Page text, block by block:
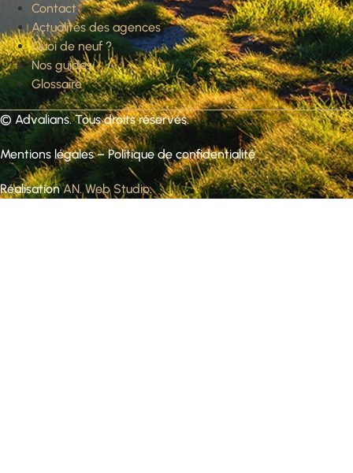
Contact
Actualités des agences
Quoi de neuf ?
Nos guides
Glossaire
© Advalians. Tous droits réservés.
Mentions légales–Politique de confidentialité
RéalisationAN. Web Studio.